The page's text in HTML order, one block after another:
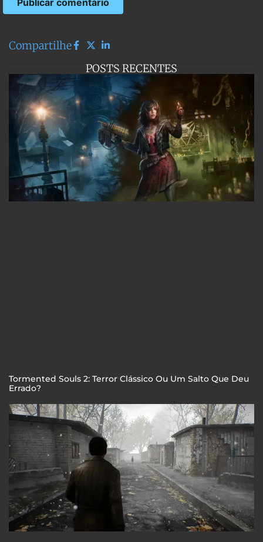
Compartilhe
POSTS RECENTES
Tormented Souls 2: Terror Clássico Ou Um Salto Que Deu
Errado?